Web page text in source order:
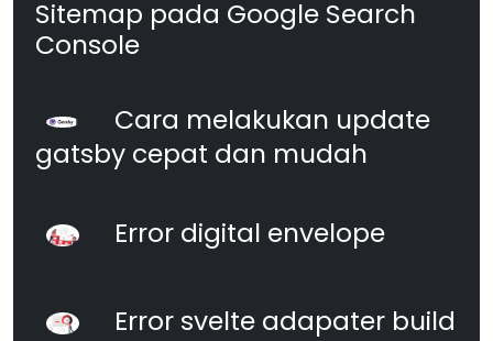
Sitemap pada Google Search
Console
Cara melakukan update
gatsby cepat dan mudah
Error digital envelope
Error svelte adapater build